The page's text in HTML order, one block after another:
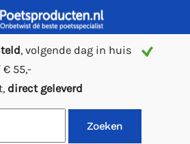
, volgende dag in huis
55,-
direct geleverd
Zoeken